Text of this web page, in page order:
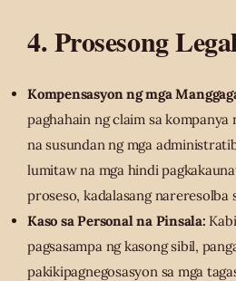
4. Prosesong
Kompensasyon ng mga
paghahain ng claim sa kompanya
na susundan ng mga
lumitaw na mga hindi
proseso, kadalasang nareresolba
Kaso sa Personal na Pinsala:
pagsasampa ng kasong sibil,
pakikipagnegosasyon sa mga